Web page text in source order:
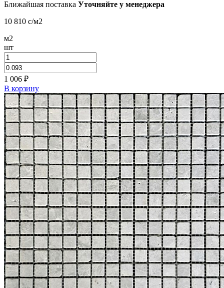
Ближайшая поставка Уточняйте у менеджера
10 810 c/м2
м2
шт
1 006 ₽
В корзину